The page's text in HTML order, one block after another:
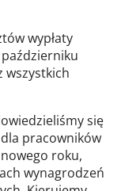
wypłaty
wszystkich
się
pracowników
roku,
wynagrodzeń